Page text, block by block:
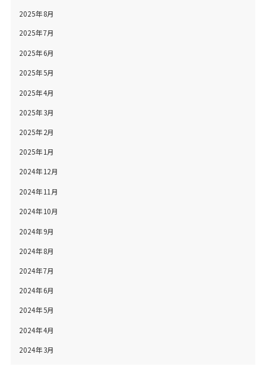
2025年8月
2025年7月
2025年6月
2025年5月
2025年4月
2025年3月
2025年2月
2025年1月
2024年12月
2024年11月
2024年10月
2024年9月
2024年8月
2024年7月
2024年6月
2024年5月
2024年4月
2024年3月